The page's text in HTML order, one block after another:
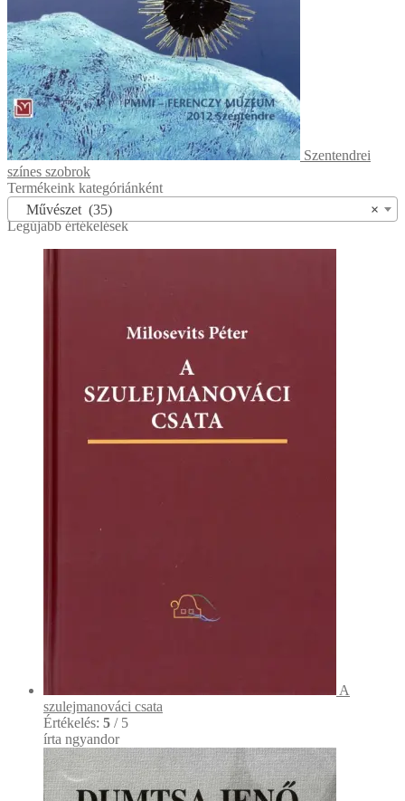
Szentendrei
színes szobrok
Termékeink kategóriánként
×
Művészet (35)
Legújabb értékelések
A
szulejmanováci csata
Értékelés: 5 / 5
írta ngyandor